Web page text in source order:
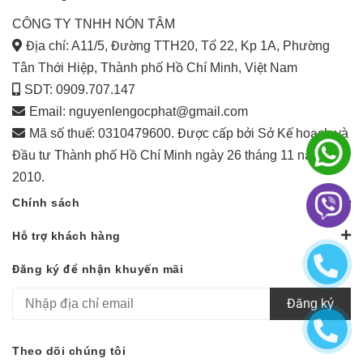
CÔNG TY TNHH NÓN TÂM
Địa chỉ: A11/5, Đường TTH20, Tổ 22, Kp 1A, Phường
Tân Thới Hiệp, Thành phố Hồ Chí Minh, Việt Nam
SDT: 0909.707.147
Email: nguyenlengocphat@gmail.com
Mã số thuế: 0310479600. Được cấp bởi Sở Kế hoạch và
Đầu tư Thành phố Hồ Chí Minh ngày 26 tháng 11 năm
2010.
Chính sách
Hỗ trợ khách hàng
Đăng ký để nhận khuyến mãi
Đăng ký
Theo dõi chúng tôi